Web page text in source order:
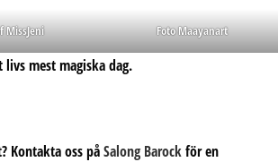
MissJeni Foto Maayanart
mest magiska dag.
Kontakta oss påSalong Barockför en